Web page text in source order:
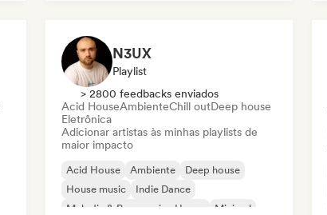
N3UX
Playlist
> 2800 feedbacks enviados
Acid HouseAmbienteChill outDeep house
Eletrônica
Adicionar artistas às minhas playlists de
maior impacto
Acid House Ambiente
Deep house
House music
Indie Dance
Melodic & Progressive House
Minimal